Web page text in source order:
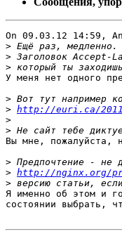
On 09.03.12 14:59,
>
>
>
У меня нет одного
>
> http://euri.ca/
>
>
Вы мне, пожалуйста,
>
> http://nginx.org/
>
Я именно об этом и
состоянии выбрать,